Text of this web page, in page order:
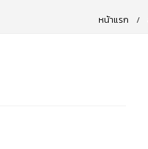
หน้าแรก